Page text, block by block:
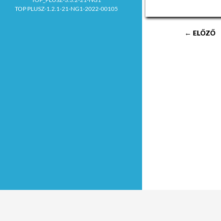
 Magyar
cselekvőképesség
← ELŐZŐ
TOP PLUSZ-1.2.1-21-NG1-2022-00105